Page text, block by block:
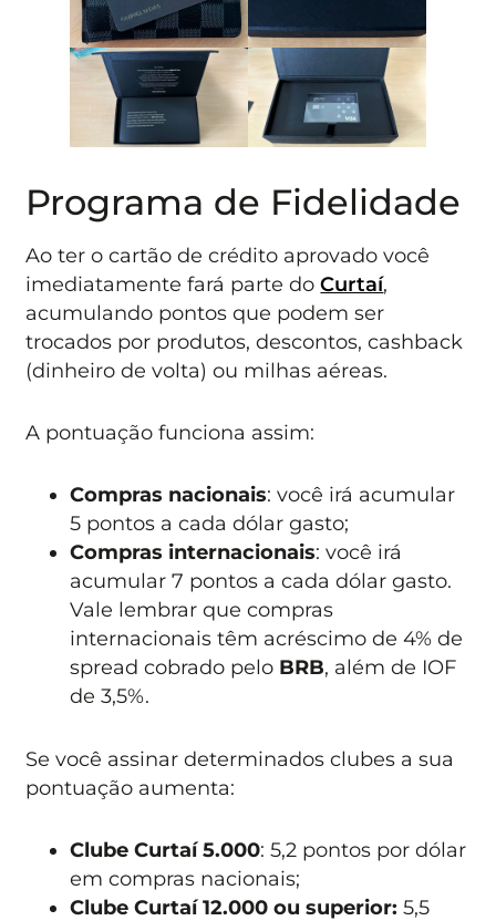
Programa de Fidelidade
Ao ter o cartão de crédito aprovado você
imediatamente fará parte doCurtaí,
acumulando pontos que podem ser
trocados por produtos, descontos, cashback
(dinheiro de volta) ou milhas aéreas.
A pontuação funciona assim:
Compras nacionais: você irá acumular
5 pontos a cada dólar gasto;
Compras internacionais: você irá
acumular 7 pontos a cada dólar gasto.
Vale lembrar que compras
internacionais têm acréscimo de 4% de
spread cobrado pelo BRB, além de IOF
de 3,5%.
Se você assinar determinados clubes a sua
pontuação aumenta:
Clube Curtaí 5.000: 5,2 pontos por dólar
em compras nacionais;
Clube Curtaí 12.000 ou superior: 5,5